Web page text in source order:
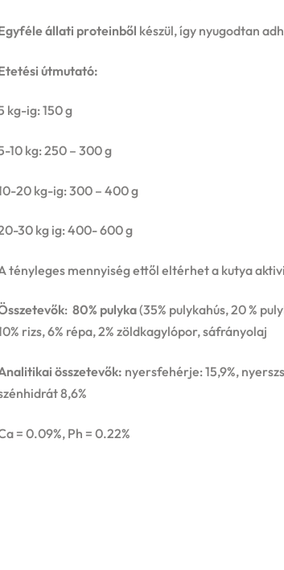
állati proteinből készül, így nyugodtan
útmutató:
kg-ig: 150 g
10 kg: 250 – 300 g
20 kg-ig: 300 – 400 g
30 kg ig: 400- 600 g
tényleges mennyiség ettől eltérhet a kutya
: 80% pulyka(35% pulykahús, 20 %
rizs, 6% répa, 2% zöldkagylópor, sáfrányolaj
összetevők: nyersfehérje: 15,9%,
8,6%
= 0.09%, Ph = 0.22%